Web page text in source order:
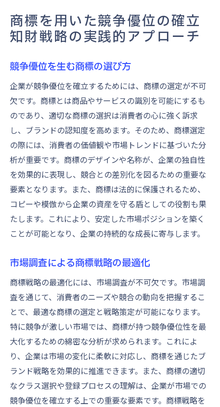
商標を用いた競争優位の確立
知財戦略の実践的アプローチ
競争優位を生む商標の選び方
企業が競争優位を確立するためには、商標の選定が不可
欠です。商標とは商品やサービスの識別を可能にするも
のであり、適切な商標の選択は消費者の心に強く訴求
し、ブランドの認知度を高めます。そのため、商標選定
の際には、消費者の価値観や市場トレンドに基づいた分
析が重要です。商標のデザインや名称が、企業の独自性
を効果的に表現し、競合との差別化を図るための重要な
要素となります。また、商標は法的に保護されるため、
コピーや模倣から企業の資産を守る盾としての役割も果
たします。これにより、安定した市場ポジションを築く
ことが可能となり、企業の持続的な成長に寄与します。
市場調査による商標戦略の最適化
商標戦略の最適化には、市場調査が不可欠です。市場調
査を通じて、消費者のニーズや競合の動向を把握するこ
とで、最適な商標の選定と戦略策定が可能になります。
特に競争が激しい市場では、商標が持つ競争優位性を最
大化するための綿密な分析が求められます。これによ
り、企業は市場の変化に柔軟に対応し、商標を通じたブ
ランド戦略を効果的に推進できます。また、商標の適切
なクラス選択や登録プロセスの理解は、企業が市場での
競争優位を確立する上での重要な要素です。商標戦略を